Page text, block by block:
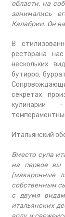
области, на
занимались
Калабрии. Он
В
ресторана
нескольких
бутирро,
секретах
кулинарии
Итальянский
Вместо супа
на первое вы
(макаронные
собственным
с двумя
итальянских